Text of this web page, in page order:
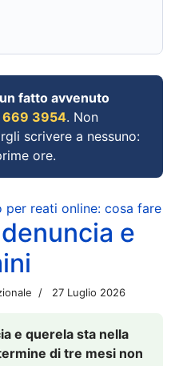
fatto avvenuto
3954. Non
scrivere a nessuno:
ore.
reati online: cosa fare
e
27 Luglio 2026
e querela sta nella
di tre mesi non